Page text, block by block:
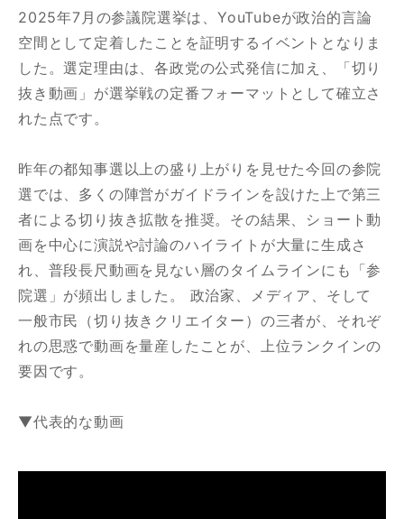
2025年7月の参議院選挙は、YouTubeが政治的言論
空間として定着したことを証明するイベントとなりま
した。選定理由は、各政党の公式発信に加え、「切り
抜き動画」が選挙戦の定番フォーマットとして確立さ
れた点です。
昨年の都知事選以上の盛り上がりを見せた今回の参院
選では、多くの陣営がガイドラインを設けた上で第三
者による切り抜き拡散を推奨。その結果、ショート動
画を中心に演説や討論のハイライトが大量に生成さ
れ、普段長尺動画を見ない層のタイムラインにも「参
院選」が頻出しました。 政治家、メディア、そして
一般市民（切り抜きクリエイター）の三者が、それぞ
れの思惑で動画を量産したことが、上位ランクインの
要因です。
▼代表的な動画